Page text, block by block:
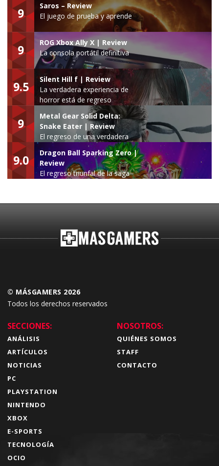
9
Saros – Review
El juego de prueba y aprende
9
ROG Xbox Ally X | Review
La consola portátil definitiva
9.5
Silent Hill f | Review
La verdadera experiencia de
horror está de regreso
9
Metal Gear Solid Delta:
Snake Eater | Review
El regreso de una verdadera
leyenda
9.0
Dragon Ball Sparking Zero |
Review
El regreso triunfal de la saga
© MÁSGAMERS 2026
Todos los derechos reservados
SECCIONES:
ANÁLISIS
ARTÍCULOS
NOTICIAS
PC
PLAYSTATION
NINTENDO
XBOX
E-SPORTS
TECNOLOGÍA
OCIO
NOSOTROS:
QUIÉNES SOMOS
STAFF
CONTACTO